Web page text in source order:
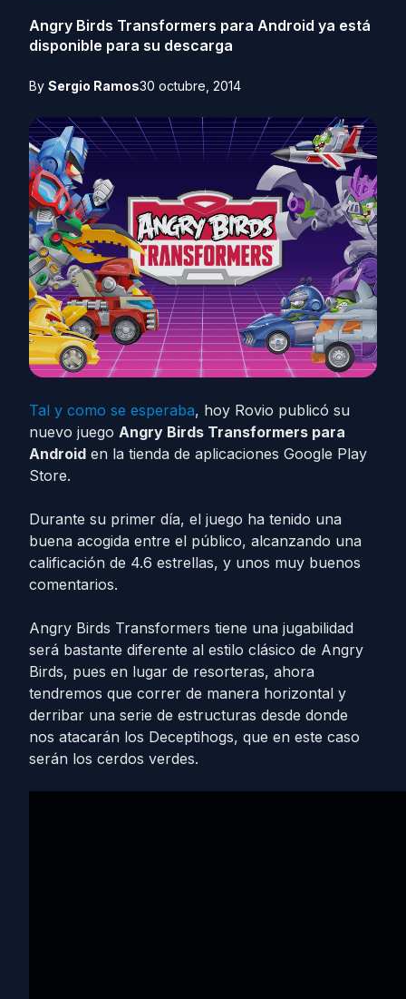
Angry Birds Transformers para Android ya está
disponible para su descarga
By Sergio Ramos30 octubre, 2014
Tal y como se esperaba, hoy Rovio publicó su
nuevo juego Angry Birds Transformers para
Android en la tienda de aplicaciones Google Play
Store.
Durante su primer día, el juego ha tenido una
buena acogida entre el público, alcanzando una
calificación de 4.6 estrellas, y unos muy buenos
comentarios.
Angry Birds Transformers tiene una jugabilidad
será bastante diferente al estilo clásico de Angry
Birds, pues en lugar de resorteras, ahora
tendremos que correr de manera horizontal y
derribar una serie de estructuras desde donde
nos atacarán los Deceptihogs, que en este caso
serán los cerdos verdes.